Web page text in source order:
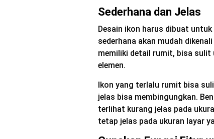
Sederhana dan Jelas
Desain ikon harus dibuat
sederhana akan mudah
memiliki detail rumit, bisa sulit
elemen.
Ikon yang terlalu rumit bisa
jelas bisa membingungkan.
terlihat kurang jelas pada
tetap jelas pada ukuran layar